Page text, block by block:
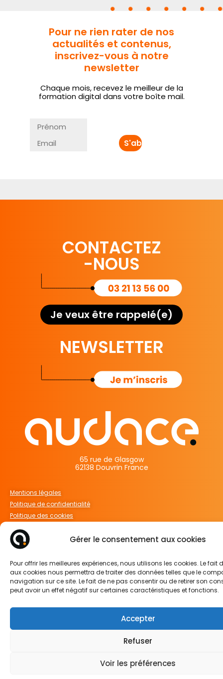
Gérer le consentement aux cookies
Pour offrir les meilleures expériences, nous utilisons les cookies. Le fait
aux cookies nous permettra de traiter des données telles que le
navigation sur ce site. Le fait de ne pas consentir ou de retirer son
peut avoir un effet négatif sur certaines caractéristiques et fonctions.
Accepter
Refuser
Voir les préférences
Pour ne rien rater de nos
actualités et contenus,
inscrivez-vous à notre
newsletter
Chaque mois, recevez le meilleur de la
formation digital dans votre boîte mail.
65 rue de Glasgow
62138 Douvrin France
Mentions légales
Politique de confidentialité
Politique des cookies
CONTACTEZ
-NOUS
Je veux être rappelé(e)
NEWSLETTER
SUIVEZ-NOUS SUR